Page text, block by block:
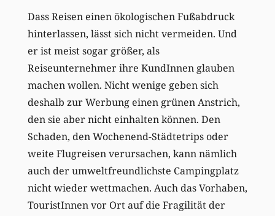
Dass Reisen einen ökologischen Fußabdruck
hinterlassen, lässt sich nicht vermeiden. Und
er ist meist sogar größer, als
Reiseunternehmer ihre KundInnen glauben
machen wollen. Nicht wenige geben sich
deshalb zur Werbung einen grünen Anstrich,
den sie aber nicht einhalten können. Den
Schaden, den Wochenend-Städtetrips oder
weite Flugreisen verursachen, kann nämlich
auch der umweltfreundlichste Campingplatz
nicht wieder wettmachen. Auch das Vorhaben,
TouristInnen vor Ort auf die Fragilität der